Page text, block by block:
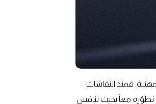
ضمن مسيرتي المهنية. فمنذ النقاشات
نطوّره معاً بحيث ننافس